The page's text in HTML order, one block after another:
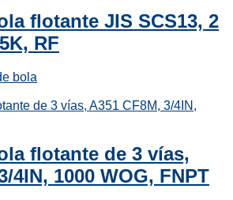
flotante JIS SCS13, 2
RF
bola
flotante de 3 vías,
4IN, 1000 WOG, FNPT